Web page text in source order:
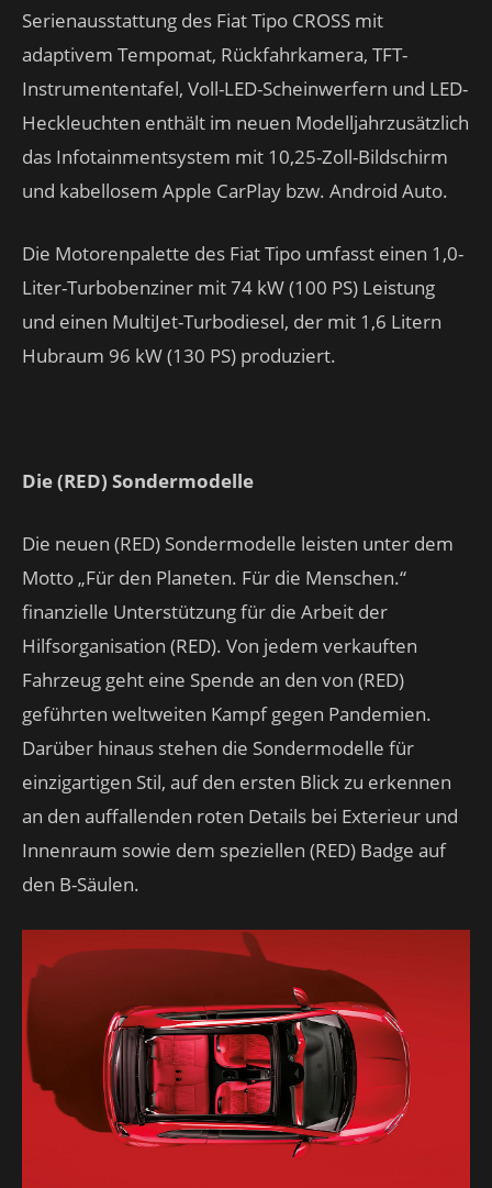
Serienausstattung des Fiat Tipo CROSS mit
adaptivem Tempomat, Rückfahrkamera, TFT-
Instrumententafel, Voll-LED-Scheinwerfern und LED-
Heckleuchten enthält im neuen Modelljahrzusätzlich
das Infotainmentsystem mit 10,25-Zoll-Bildschirm
und kabellosem Apple CarPlay bzw. Android Auto.
Die Motorenpalette des Fiat Tipo umfasst einen 1,0-
Liter-Turbobenziner mit 74 kW (100 PS) Leistung
und einen MultiJet-Turbodiesel, der mit 1,6 Litern
Hubraum 96 kW (130 PS) produziert.
Die (RED) Sondermodelle
Die neuen (RED) Sondermodelle leisten unter dem
Motto „Für den Planeten. Für die Menschen.“
finanzielle Unterstützung für die Arbeit der
Hilfsorganisation (RED). Von jedem verkauften
Fahrzeug geht eine Spende an den von (RED)
geführten weltweiten Kampf gegen Pandemien.
Darüber hinaus stehen die Sondermodelle für
einzigartigen Stil, auf den ersten Blick zu erkennen
an den auffallenden roten Details bei Exterieur und
Innenraum sowie dem speziellen (RED) Badge auf
den B-Säulen.